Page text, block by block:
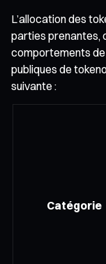
L’allocation des
parties prenantes,
comportements
publiques de
suivante :
Catégorie